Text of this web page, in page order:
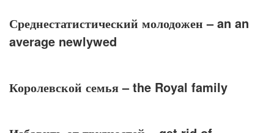
Среднестатистический молодожен – an an
average newlywed
Королевской семья– the Royal family